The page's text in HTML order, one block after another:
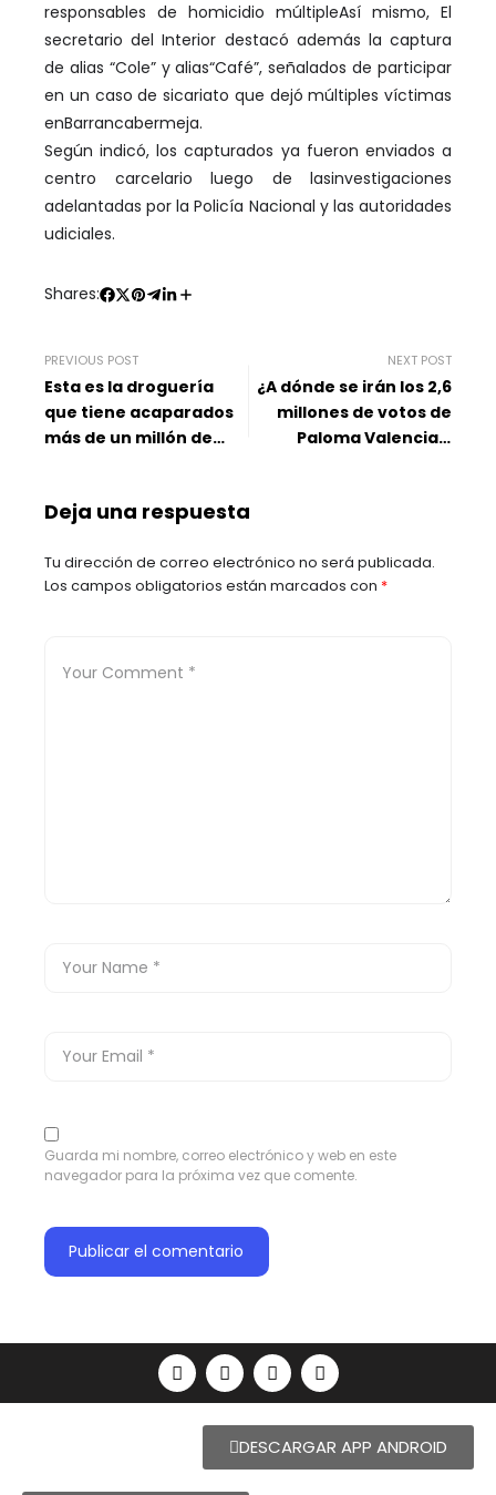
responsables de homicidio múltipleAsí mismo, El
secretario del Interior destacó además la captura
de alias “Cole” y alias“Café”, señalados de participar
en un caso de sicariato que dejó múltiples víctimas
enBarrancabermeja.
Según indicó, los capturados ya fueron enviados a
centro carcelario luego de lasinvestigaciones
adelantadas por la Policía Nacional y las autoridades
udiciales.
Shares:
PREVIOUS POST
Esta es la droguería
que tiene acaparados
más de un millón de
NEXT POST
¿A dónde se irán los 2,6
millones de votos de
Paloma Valencia y
Deja una respuesta
Tu dirección de correo electrónico no será publicada.
Los campos obligatorios están marcados con *
Guarda mi nombre, correo electrónico y web en este
navegador para la próxima vez que comente.
DESCARGAR APP ANDROID